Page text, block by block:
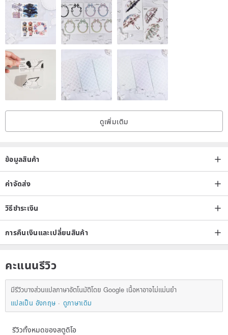
ดูเพิ่มเติม
ข้อมูลสินค้า
ค่าจัดส่ง
วิธีชำระเงิน
การคืนเงินและเปลี่ยนสินค้า
คะแนนรีวิว
มีรีวิวบางส่วนแปลภาษาอัตโนมัติโดย Google เนื้อหาอาจไม่แม่นยำ
แปลเป็น อังกฤษ
ดูภาษาเดิม
รีวิวทั้งหมดของสตูดิโอ